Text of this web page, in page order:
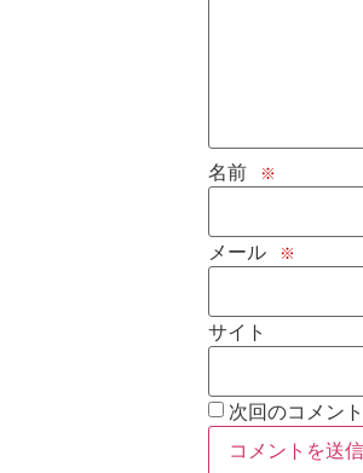
名前 ※
メール ※
サイト
次回のコメン